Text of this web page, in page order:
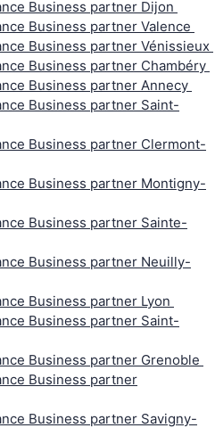
Business partner Dijon
Business partner Valence
Business partner Vénissieux
Business partner Chambéry
Business partner Annecy
Business partner Saint-
Business partner Clermont-
Business partner Montigny-
Business partner Sainte-
Business partner Neuilly-
Business partner Lyon
Business partner Saint-
Business partner Grenoble
Business partner
Business partner Savigny-